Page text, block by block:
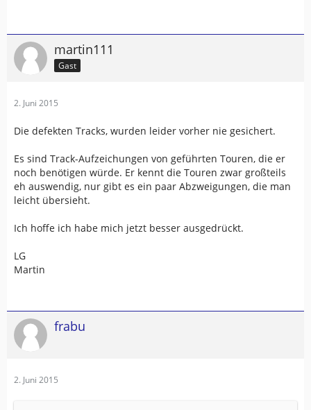
martin111
Gast
2. Juni 2015
Die defekten Tracks, wurden leider vorher nie gesichert.
Es sind Track-Aufzeichungen von geführten Touren, die er
noch benötigen würde. Er kennt die Touren zwar großteils
eh auswendig, nur gibt es ein paar Abzweigungen, die man
leicht übersieht.
Ich hoffe ich habe mich jetzt besser ausgedrückt.
LG
Martin
frabu
2. Juni 2015